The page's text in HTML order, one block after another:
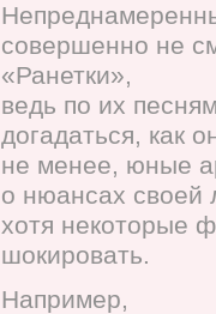
совершенно не
«Ранетки»,
ведь по их
догадаться, как
не менее, юные
о нюансах своей
хотя некоторые
шокировать.
Например,